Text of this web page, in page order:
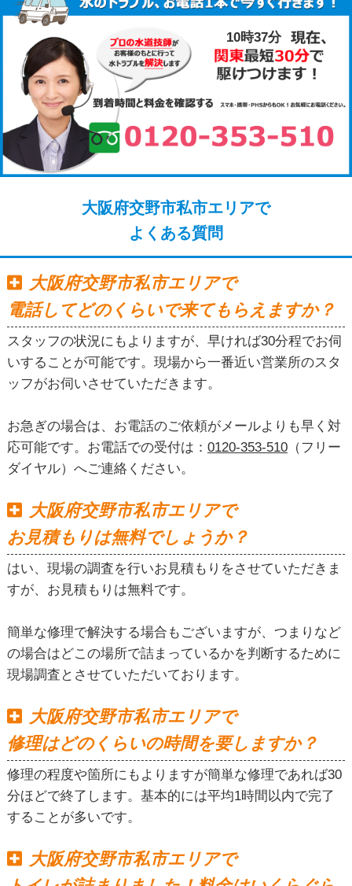
10時37分
大阪府交野市私市エリアで
よくある質問
大阪府交野市私市エリアで
電話してどのくらいで来てもらえますか？
スタッフの状況にもよりますが、早ければ30分程でお伺
いすることが可能です。現場から一番近い営業所のスタ
ッフがお伺いさせていただきます。
お急ぎの場合は、お電話のご依頼がメールよりも早く対
応可能です。お電話での受付は： 0120-353-510（フリー
ダイヤル）へご連絡ください。
大阪府交野市私市エリアで
お見積もりは無料でしょうか？
はい、現場の調査を行いお見積もりをさせていただきま
すが、お見積もりは無料です。
簡単な修理で解決する場合もございますが、つまりなど
の場合はどこの場所で詰まっているかを判断するために
現場調査とさせていただいております。
大阪府交野市私市エリアで
修理はどのくらいの時間を要しますか？
修理の程度や箇所にもよりますが簡単な修理であれば30
分ほどで終了します。基本的には平均1時間以内で完了
することが多いです。
大阪府交野市私市エリアで